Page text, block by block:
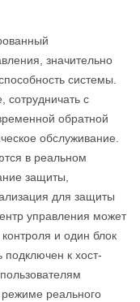
значительно
системы.
сотрудничать с
обратной
обслуживание.
в реальном
защиты,
для защиты
управления может
и один блок
к хост-
режиме реального